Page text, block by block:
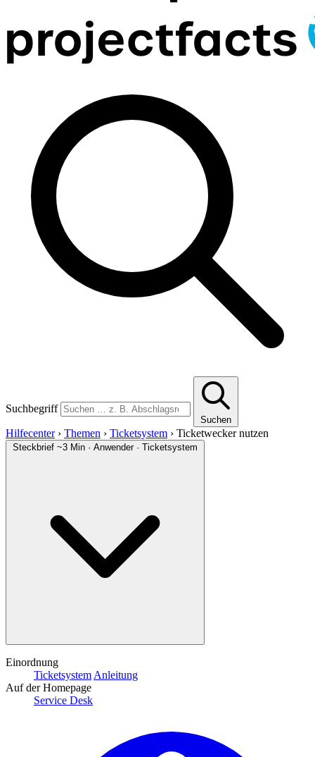
Suchbegriff
Suchen
Hilfecenter › Themen › Ticketsystem › Ticketwecker nutzen
Steckbrief ~3 Min · Anwender · Ticketsystem
Einordnung
Ticketsystem Anleitung
Auf der Homepage
Service Desk